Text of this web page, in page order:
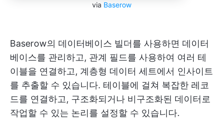
via Baserow
Baserow의 데이터베이스 빌더를 사용하면 데이터
베이스를 관리하고, 관계 필드를 사용하여 여러 테
이블을 연결하고, 계층형 데이터 세트에서 인사이트
를 추출할 수 있습니다. 테이블에 걸쳐 복잡한 레코
드를 연결하고, 구조화되거나 비구조화된 데이터로
작업할 수 있는 논리를 설정할 수 있습니다.